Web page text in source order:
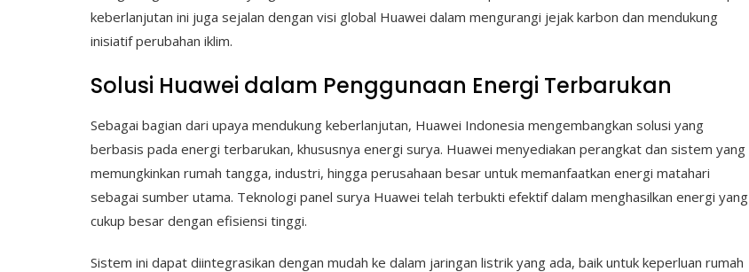
keberlanjutan ini juga sejalan dengan visi global Huawei dalam mengurangi jejak karbon dan mendukung
inisiatif perubahan iklim.
Solusi Huawei dalam Penggunaan Energi Terbarukan
Sebagai bagian dari upaya mendukung keberlanjutan, Huawei Indonesia mengembangkan solusi yang
berbasis pada energi terbarukan, khususnya energi surya. Huawei menyediakan perangkat dan sistem yang
memungkinkan rumah tangga, industri, hingga perusahaan besar untuk memanfaatkan energi matahari
sebagai sumber utama. Teknologi panel surya Huawei telah terbukti efektif dalam menghasilkan energi yang
cukup besar dengan efisiensi tinggi.
Sistem ini dapat diintegrasikan dengan mudah ke dalam jaringan listrik yang ada, baik untuk keperluan rumah